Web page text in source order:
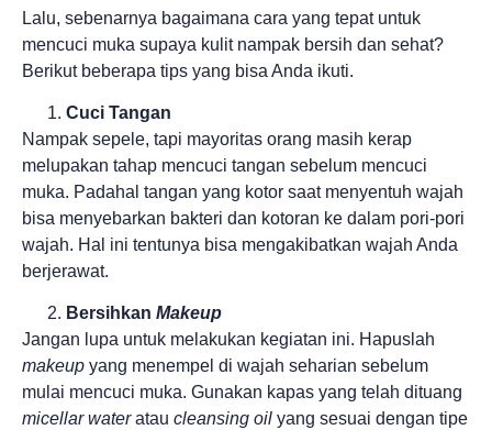
Lalu, sebenarnya bagaimana cara yang tepat untuk
mencuci muka supaya kulit nampak bersih dan sehat?
Berikut beberapa tips yang bisa Anda ikuti.
Cuci Tangan
Nampak sepele, tapi mayoritas orang masih kerap
melupakan tahap mencuci tangan sebelum mencuci
muka. Padahal tangan yang kotor saat menyentuh wajah
bisa menyebarkan bakteri dan kotoran ke dalam pori-pori
wajah. Hal ini tentunya bisa mengakibatkan wajah Anda
berjerawat.
Bersihkan Makeup
Jangan lupa untuk melakukan kegiatan ini. Hapuslah
makeup yang menempel di wajah seharian sebelum
mulai mencuci muka. Gunakan kapas yang telah dituang
micellar wateratau cleansing oil yang sesuai dengan tipe